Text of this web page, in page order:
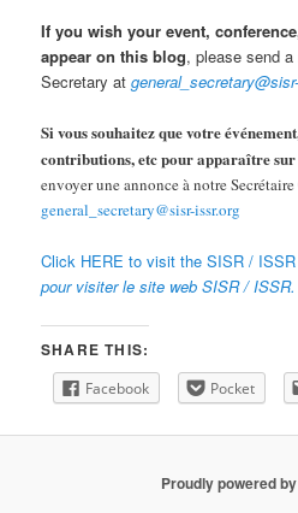
If you wish your event,
appear on this blog, please send
Secretary at
Si vous souhaitez que votre
contributions, etc pour apparaître sur
envoyer une annonce à notre
general_secretary@sisr-issr.org
Click HERE to visit the SISR /
pour visiter le site web SISR / ISSR.
SHARE THIS:
Facebook Pocket
Proudly powered